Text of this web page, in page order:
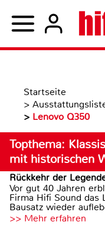
Startseite
>
> Lenovo Q350
Topthema:
mit historischen
Rückkehr der
Vor gut 40 Jahren
Firma Hifi Sound
Bausatz wieder
>> Mehr erfahren